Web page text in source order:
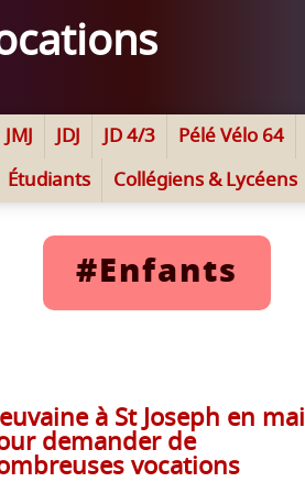
JMJ JDJ JD 4/3 Pélé Vélo 64
Étudiants Collégiens & Lycéens
#Enfants
à St Joseph en mai
demander de
vocations